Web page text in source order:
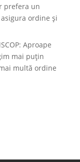
prefera un
ordine și
Aproape
mai puțin
multă ordine